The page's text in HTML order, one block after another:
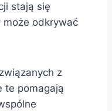
stają się
może odkrywać
z
te pomagają